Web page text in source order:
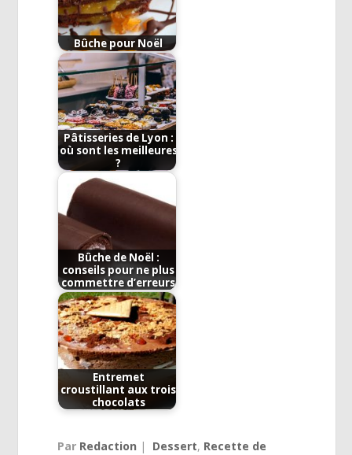
Bûche pour Noël
Pâtisseries de Lyon :
où sont les meilleures
?
Bûche de Noël :
conseils pour ne plus
commettre d’erreurs
Entremet
croustillant aux trois
chocolats
Par Redaction | Dessert, Recette de